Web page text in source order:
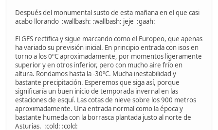
Después del monumental susto de esta mañana en el que casi
acabo llorando :wallbash: :wallbash: jeje :gaah:
El GFS rectifica y sigue marcando como el Europeo, que apenas
ha variado su previsión inicial. En principio entrada con isos en
torno a los 0ºC aproximadamente, por momentos ligeramente
superior y en otros inferior, pero con mucho aire frío en
altura. Rondamos hasta la -30ºC. Mucha inestabilidad y
bastante precipitación. Esperemos que siga así, porque
significaría un buen inicio de temporada invernal en las
estaciones de esquí. Las cotas de nieve sobre los 900 metros
aproximadamente. Una entrada normal como la época y
bastante humeda con la borrasca plantada justo al norte de
Asturias. :cold: :cold: